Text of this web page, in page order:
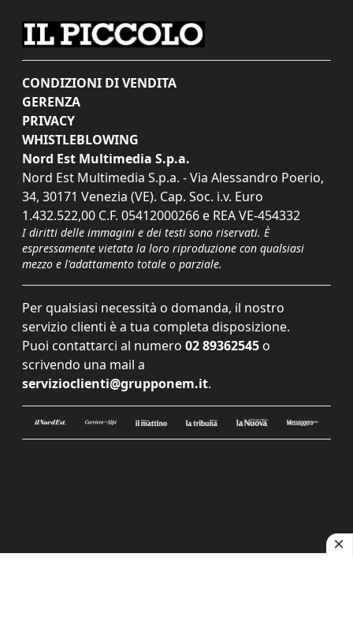
CONDIZIONI DI VENDITA
GERENZA
PRIVACY
WHISTLEBLOWING
Nord Est Multimedia S.p.a.
Nord Est Multimedia S.p.a. - Via Alessandro Poerio,
34, 30171 Venezia (VE). Cap. Soc. i.v. Euro
1.432.522,00 C.F. 05412000266 e REA VE-454332
I diritti delle immagini e dei testi sono riservati. È
espressamente vietata la loro riproduzione con qualsiasi
mezzo e l'adattamento totale o parziale.
Per qualsiasi necessità o domanda, il nostro
servizio clienti è a tua completa disposizione.
Puoi contattarci al numero 02 89362545 o
scrivendo una mail a
servizioclienti@grupponem.it.